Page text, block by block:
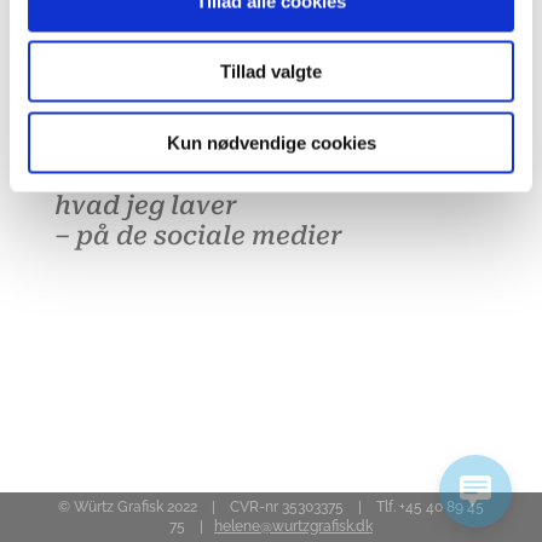
Tillad valgte
Kun nødvendige cookies
en løsning.
Lær mig bedre at kendeog se
hvad jeg laver
– på de sociale medier
© Würtz Grafisk 2022 | CVR-nr 35303375 | Tlf. +45 40 89 45
75 |
helene@wurtzgrafisk.dk